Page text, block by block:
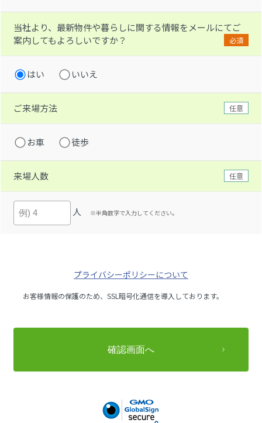
当社より、最新物件や暮らしに関する情報をメールにてご
案内してもよろしいですか？
必須
はい いいえ
ご来場方法 任意
お車 徒歩
来場人数 任意
人 ※半角数字で入力してください。
プライバシーポリシーについて
お客様情報の保護のため、SSL暗号化通信を導入しております。